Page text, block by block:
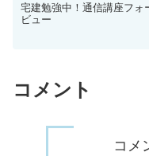
宅建勉強中！通信講座フ
ビュー
コメント
コメ